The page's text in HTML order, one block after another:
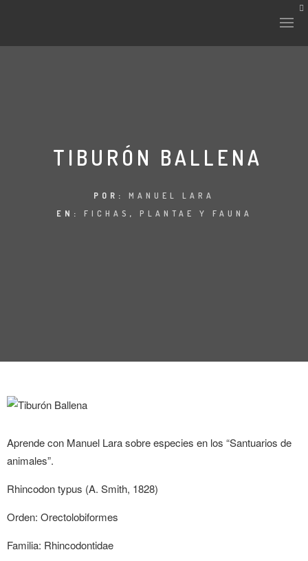
TIBURÓN BALLENA
POR: MANUEL LARA
EN: FICHAS , PLANTAE Y FAUNA
Aprende con Manuel Lara sobre especies en los “Santuarios de
animales”.
Rhincodon typus (A. Smith, 1828)
Orden: Orectolobiformes
Familia: Rhincodontidae